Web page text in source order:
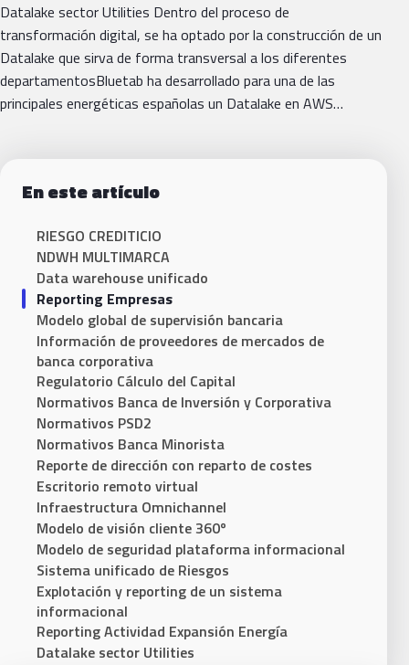
Datalake sector Utilities Dentro del proceso de
transformación digital, se ha optado por la construcción de un
Datalake que sirva de forma transversal a los diferentes
departamentosBluetab ha desarrollado para una de las
principales energéticas españolas un Datalake en AWS…
En este artículo
RIESGO CREDITICIO
NDWH MULTIMARCA
Data warehouse unificado
Reporting Empresas
Modelo global de supervisión bancaria
Información de proveedores de mercados de
banca corporativa
Regulatorio Cálculo del Capital
Normativos Banca de Inversión y Corporativa
Normativos PSD2
Normativos Banca Minorista
Reporte de dirección con reparto de costes
Escritorio remoto virtual
Infraestructura Omnichannel
Modelo de visión cliente 360º
Modelo de seguridad plataforma informacional
Sistema unificado de Riesgos
Explotación y reporting de un sistema
informacional
Reporting Actividad Expansión Energía
Datalake sector Utilities